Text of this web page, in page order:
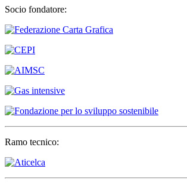
Socio fondatore:
Ramo tecnico: